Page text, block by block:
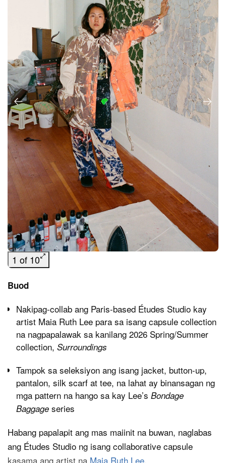
1 of 10
Buod
Nakipag-collab ang Paris-based Études Studio kay
artist Maia Ruth Lee para sa isang capsule collection
na nagpapalawak sa kanilang 2026 Spring/Summer
collection, Surroundings
Tampok sa seleksiyon ang isang jacket, button-up,
pantalon, silk scarf at tee, na lahat ay binansagan ng
mga pattern na hango sa kay Lee’s Bondage
Baggage series
Habang papalapit ang mas maiinit na buwan, naglabas
ang Études Studio ng isang collaborative capsule
kasama ang artist na Maia Ruth Lee.